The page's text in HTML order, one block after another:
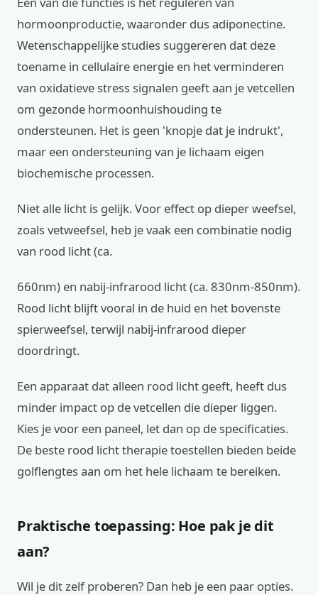
hormoonproductie, waaronder dus adiponectine.
Wetenschappelijke studies suggereren dat deze
toename in cellulaire energie en het verminderen
van oxidatieve stress signalen geeft aan je vetcellen
om gezonde hormoonhuishouding te
ondersteunen. Het is geen 'knopje dat je indrukt',
maar een ondersteuning van je lichaam eigen
biochemische processen.
Niet alle licht is gelijk. Voor effect op dieper weefsel,
zoals vetweefsel, heb je vaak een combinatie nodig
van rood licht (ca.
660nm) en nabij-infrarood licht (ca. 830nm-850nm).
Rood licht blijft vooral in de huid en het bovenste
spierweefsel, terwijl nabij-infrarood dieper
doordringt.
Een apparaat dat alleen rood licht geeft, heeft dus
minder impact op de vetcellen die dieper liggen.
Kies je voor een paneel, let dan op de specificaties.
De beste rood licht therapie toestellen bieden beide
golflengtes aan om het hele lichaam te bereiken.
Praktische toepassing: Hoe pak je dit
aan?
Wil je dit zelf proberen? Dan heb je een paar opties.